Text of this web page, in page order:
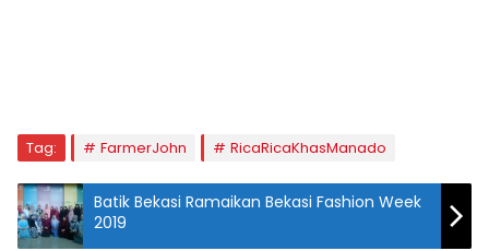
Tag: FarmerJohn RicaRicaKhasManado
Batik Bekasi Ramaikan Bekasi Fashion Week
2019